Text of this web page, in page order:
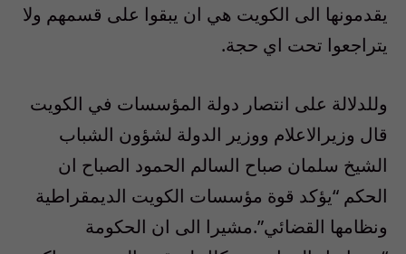
يقدمونها الى الكويت هي ان يبقوا على قسمهم ولا
يتراجعوا تحت اي حجة.
وللدلالة على انتصار دولة المؤسسات في الكويت
قال وزيرالاعلام ووزير الدولة لشؤون الشباب
الشيخ سلمان صباح السالم الحمود الصباح ان
الحكم “يؤكد قوة مؤسسات الكويت الديمقراطية
ونظامها القضائي”.مشيرا الى ان الحكومة